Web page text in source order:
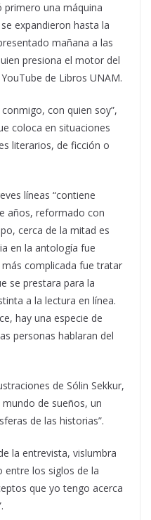
primero una máquina
expandieron hasta la
mañana a las
presiona el motor del
de Libros UNAM.
con quien soy”,
coloca en situaciones
literarios, de ficción o
líneas “contiene
años, reformado con
cerca de la mitad es
en la antología fue
complicada fue tratar
se prestara para la
a la lectura en línea.
hay una especie de
personas hablaran del
de Sólin Sekkur,
mundo de sueños, un
de las historias”.
la entrevista, vislumbra
entre los siglos de la
que yo tengo acerca